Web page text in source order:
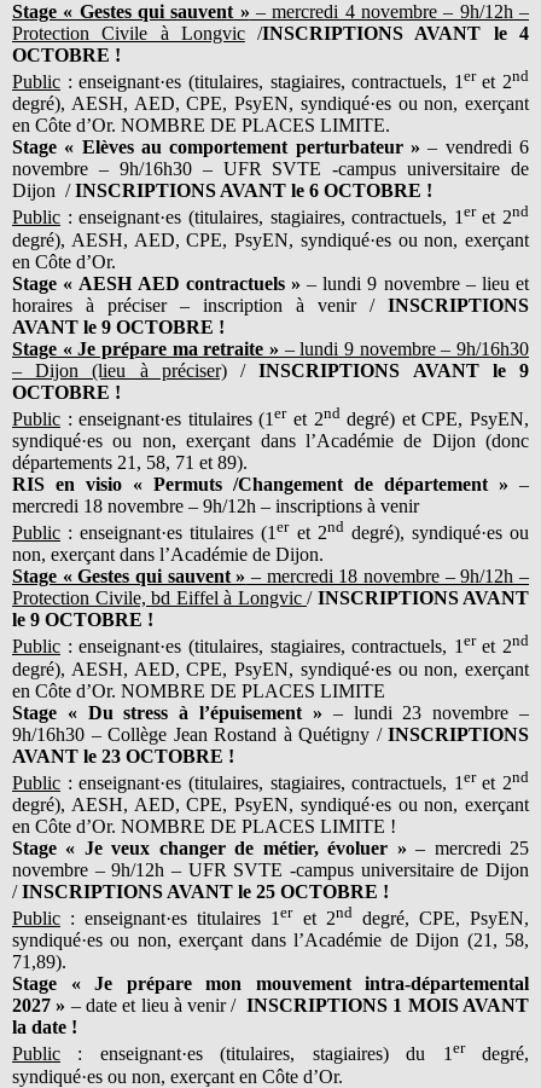
Stage « Gestes qui sauvent » – mercredi 4 novembre – 9h/12h –
Protection Civile à Longvic/INSCRIPTIONS AVANT le 4
OCTOBRE !
Public : enseignant·es (titulaires, stagiaires, contractuels, 1 eret 2nd
degré), AESH, AED, CPE, PsyEN, syndiqué·es ou non, exerçant
en Côte d’Or. NOMBRE DE PLACES LIMITE.
Stage « Elèves au comportement perturbateur » – vendredi 6
novembre – 9h/16h30 – UFR SVTE -campus universitaire de
Dijon /INSCRIPTIONS AVANT le 6 OCTOBRE !
Public : enseignant·es (titulaires, stagiaires, contractuels, 1eret 2nd
degré), AESH, AED, CPE, PsyEN, syndiqué·es ou non, exerçant
en Côte d’Or.
Stage « AESH AED contractuels » – lundi 9 novembre – lieu et
horaires à préciser – inscription à venir / INSCRIPTIONS
AVANT le 9 OCTOBRE !
Stage « Je prépare ma retraite » – lundi 9 novembre – 9h/16h30
– Dijon (lieu à préciser)/INSCRIPTIONS AVANT le 9
OCTOBRE !
Public : enseignant·es titulaires (1eret 2nddegré) et CPE, PsyEN,
syndiqué·es ou non, exerçant dans l’Académie de Dijon (donc
départements 21, 58, 71 et 89).
RIS en visio « Permuts /Changement de département » –
mercredi 18 novembre – 9h/12h – inscriptions à venir
Public : enseignant·es titulaires (1eret 2nddegré), syndiqué·es ou
non, exerçant dans l’Académie de Dijon.
Stage « Gestes qui sauvent » – mercredi 18 novembre – 9h/12h –
Protection Civile, bd Eiffel à Longvic / INSCRIPTIONS AVANT
le 9 OCTOBRE !
Public : enseignant·es (titulaires, stagiaires, contractuels, 1eret 2nd
degré), AESH, AED, CPE, PsyEN, syndiqué·es ou non, exerçant
en Côte d’Or. NOMBRE DE PLACES LIMITE
Stage « Du stress à l’épuisement » – lundi 23 novembre –
9h/16h30 – Collège Jean Rostand à Quétigny / INSCRIPTIONS
AVANT le 23 OCTOBRE !
Public : enseignant·es (titulaires, stagiaires, contractuels, 1 eret 2nd
degré), AESH, AED, CPE, PsyEN, syndiqué·es ou non, exerçant
en Côte d’Or. NOMBRE DE PLACES LIMITE !
Stage « Je veux changer de métier, évoluer » – mercredi 25
novembre – 9h/12h – UFR SVTE -campus universitaire de Dijon
/INSCRIPTIONS AVANT le 25 OCTOBRE !
Public : enseignant·es titulaires 1eret 2nddegré, CPE, PsyEN,
syndiqué·es ou non, exerçant dans l’Académie de Dijon (21, 58,
71,89).
Stage « Je prépare mon mouvement intra-départemental
2027 » – date et lieu à venir /INSCRIPTIONS 1 MOIS AVANT
la date !
Public : enseignant·es (titulaires, stagiaires) du 1erdegré,
syndiqué·es ou non, exerçant en Côte d’Or.